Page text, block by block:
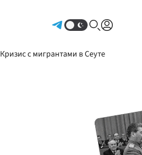
Кризис с мигрантами в Сеуте